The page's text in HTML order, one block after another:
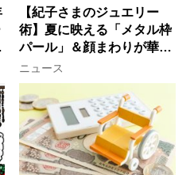
【紀子さまのジュエリー
術】夏に映える「メタル枠
パール」＆顔まわりが華や
ぐ「揺れる一粒」の使い分
け方
ニュース